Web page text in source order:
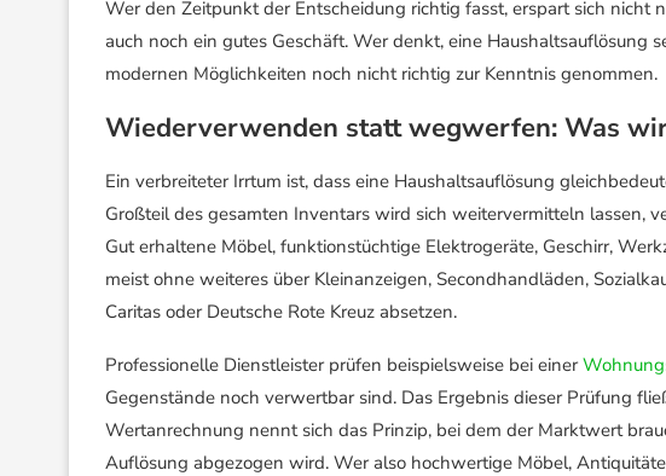
Wer den Zeitpunkt der Entscheidung richtig fasst, erspart sich nicht
auch noch ein gutes Geschäft. Wer denkt, eine Haushaltsauflösung
modernen Möglichkeiten noch nicht richtig zur Kenntnis genommen.
Wiederverwenden statt wegwerfen: Was
Ein verbreiteter Irrtum ist, dass eine Haushaltsauflösung
Großteil des gesamten Inventars wird sich weitervermitteln lassen,
Gut erhaltene Möbel, funktionstüchtige Elektrogeräte, Geschirr,
meist ohne weiteres über Kleinanzeigen, Secondhandläden,
Caritas oder Deutsche Rote Kreuz absetzen.
Professionelle Dienstleister prüfen beispielsweise bei einer
Gegenstände noch verwertbar sind. Das Ergebnis dieser Prüfung
Wertanrechnung nennt sich das Prinzip, bei dem der Marktwert
Auflösung abgezogen wird. Wer also hochwertige Möbel,